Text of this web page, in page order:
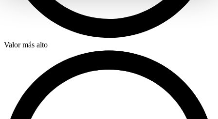
haben oder die sie im Rahmen Ihrer Nutzung der Dienste
gesammelt haben.
Datenschutzerklärung
Valor más alto